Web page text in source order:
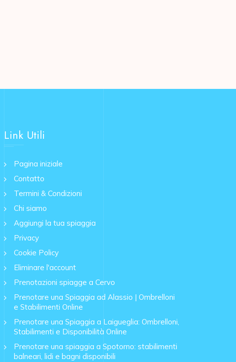
Link Utili
Pagina iniziale
Contatto
Termini & Condizioni
Chi siamo
Aggiungi la tua spiaggia
Privacy
Cookie Policy
Eliminare l'account
Prenotazioni spiagge a Cervo
Prenotare una Spiaggia ad Alassio | Ombrelloni
e Stabilimenti Online
Prenotare una Spiaggia a Laigueglia: Ombrelloni,
Stabilimenti e Disponibilità Online
Prenotare una spiaggia a Spotorno: stabilimenti
balneari, lidi e bagni disponibili